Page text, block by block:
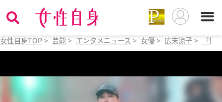
女性自身TOP > 芸能 > エンタメニュース > 女優 > 広末涼子 > 「